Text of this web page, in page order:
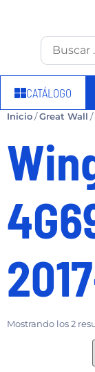
CATÁLOGO
Inicio/Great Wall /
Mostrando los 2